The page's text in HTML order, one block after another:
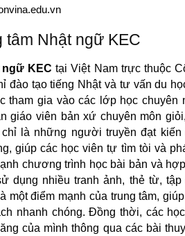
tâm Nhật ngữ KEC
ngữ KEC tại Việt Nam trực thuộc
đào tạo tiếng Nhật và tư vấn du
tham gia vào các lớp học chuyên
giáo viên bản xứ chuyên môn
là những người truyền đạt
giúp các học viên tự tìm tòi và
chương trình học bài bản và
dụng nhiều tranh ảnh, thẻ từ,
một điểm mạnh của trung tâm,
nhanh chóng. Đồng thời, các
của mình thông qua các bài